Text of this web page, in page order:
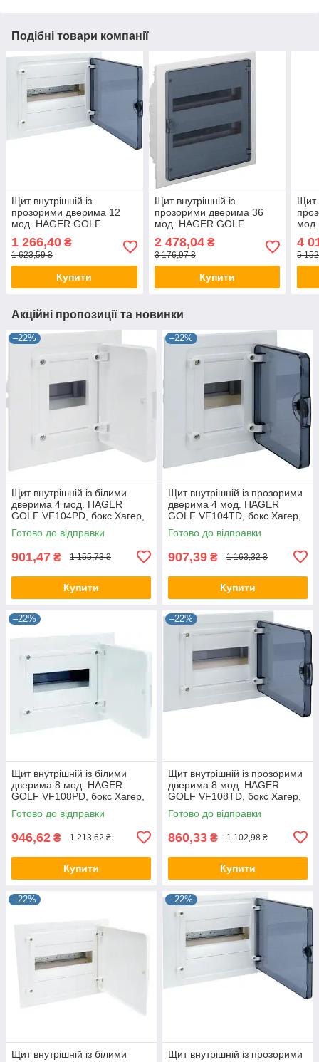
Подібні товари компанії
Щит внутрішній із
прозорими дверима 12
мод. HAGER GOLF
шафа розподільна для
автоматів
1 266,40 ₴
1 623,59 ₴
Купити
Щит внутрішній із
прозорими дверима 36
мод. HAGER GOLF
шафа розподільна для
автоматів
2 478,04₴
3 176,97 ₴
Купити
Щит
4
5
Акційні пропозиції та новинки
–22%
Щит внутрішній із білими
дверима 4 мод. HAGER
GOLF VF104PD, бокс Хагер,
шафа розподільна для
автоматів
Готово до відправки
901,47 ₴ 1 155,73 ₴
Купити
–22%
Щит внутрішній із прозорими
дверима 4 мод. HAGER
GOLF VF104TD, бокс Хагер,
шафа розподільна для
автоматів
Готово до відправки
907,39 ₴ 1 163,32 ₴
Купити
–22%
Щит внутрішній із білими
дверима 8 мод. HAGER
GOLF VF108РD, бокс Хагер,
шафа розподільна для
автоматів
Готово до відправки
946,62 ₴ 1 213,62 ₴
Купити
–22%
Щит внутрішній із прозорими
дверима 8 мод. HAGER
GOLF VF108TD, бокс Хагер,
шафа розподільна для
автоматів
Готово до відправки
860,33 ₴ 1 102,98 ₴
Купити
–22%
Щит внутрішній із білими
–22%
Щит внутрішній із прозорими